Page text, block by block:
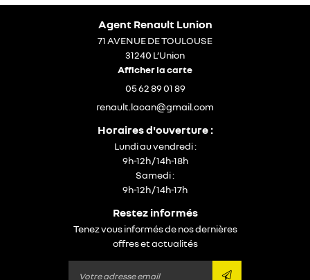
à l'adresse email indiqué ci-dessus. Vous pouvez vous désinscrire à tout moment
le formulaire de désinscription.
inscription
Agent Renault Lunion
71 AVENUE DE TOULOUSE
31240 L’Union
Afficher la carte
05 62 89 01 89
Horaires d'ouverture :
Lundi au vendredi :
9h-12h / 14h-18h
Samedi :
9h-12h / 14h-17h
Restez informés
Tenez vous informés de nos dernières
offres et actualités